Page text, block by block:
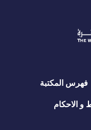
فهرس المكتبة
و الاحكام